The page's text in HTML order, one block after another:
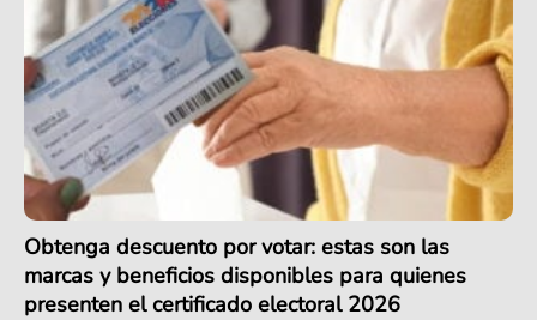
Obtenga descuento por votar: estas son las
marcas y beneficios disponibles para quienes
presenten el certificado electoral 2026